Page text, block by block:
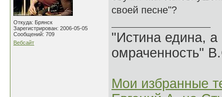
Откуда: Брянск
Зарегистрирован: 2006-05-05
Сообщений: 709
Вебсайт
своей песне"?
"Истина едина,
омраченность"
Мои избранные